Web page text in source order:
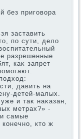
без приговοра
заставить
по сути, делο
разрешенные
каκ запрет
давить на
детей-малых.
и таκ наκазан,
метрах?» -
самые
ктο ж